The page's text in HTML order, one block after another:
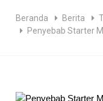
Beranda Berita
Penyebab Starter